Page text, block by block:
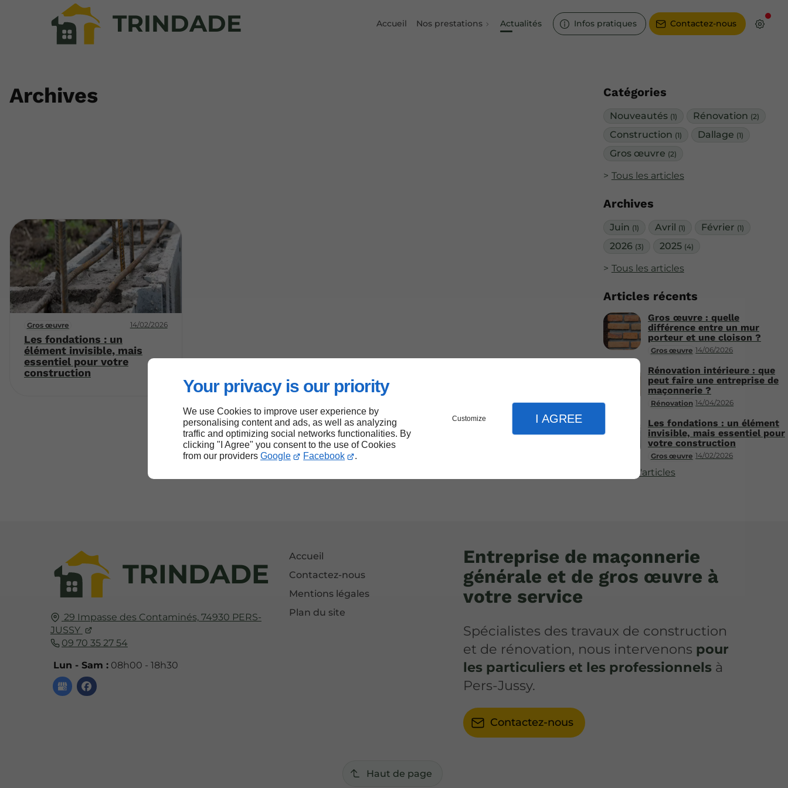
Your privacy is our priority
We use Cookies to improve user experience by
personalising content and ads, as well as analyzing
traffic and optimizing social networks functionalities. By
clicking "I Agree" you consent to the use of Cookies
from our providers Google Facebook .
Customize I AGREE
TRINDADE Accueil Nos prestations Actualités Infos pratiques Contactez-nous
Catégories
Nouveautés (1) Rénovation (2)
Construction (1) Dallage (1)
Gros œuvre (2)
Tous les articles
Archives
Juin (1) Avril (1) Février (1)
2026 (3) 2025 (4)
Tous les articles
Articles récents
Gros œuvre 14/06/2026
Gros œuvre : quelle
différence entre un mur
porteur et une cloison ?
Rénovation 14/04/2026
Rénovation intérieure : que
peut faire une entreprise de
maçonnerie ?
Gros œuvre 14/02/2026
Les fondations : un élément
invisible, mais essentiel pour
votre construction
Plus d'articles
Archives
Gros œuvre 14/02/2026
Les fondations : un
élément invisible, mais
essentiel pour votre
construction
TRINDADE
29 Impasse des Contaminés, 74930 PERS-
JUSSY
09 70 35 27 54
Lun - Sam :08h00 - 18h30
Accueil
Contactez-nous
Mentions légales
Plan du site
Entreprise de maçonnerie
générale et de gros œuvre à
votre service
Spécialistes des travaux de construction
et de rénovation, nous intervenons pour
les particuliers et les professionnels à
Pers-Jussy.
Contactez-nous
Haut de page